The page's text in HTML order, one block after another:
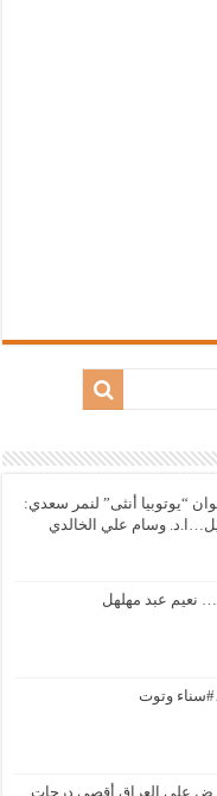
“يوتوبيا أنثى” لنمر سعدي:
وسام علي الخالدي
نعيم عبد مهلهل
وتوت
على العراق أقصى درجات